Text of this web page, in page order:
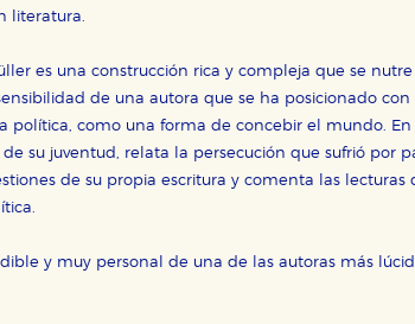
literatura.
es una construcción rica y compleja que se nutre
de una autora que se ha posicionado
política, como una forma de concebir el mundo.
su juventud, relata la persecución que sufrió por
de su propia escritura y comenta las lecturas
y muy personal de una de las autoras más